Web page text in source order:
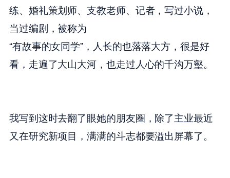
练、婚礼策划师、支教老师、记者，写过小说，
当过编剧，被称为
“有故事的女同学”，人长的也落落大方，很是好
看，走遍了大山大河，也走过人心的千沟万壑。
我写到这时去翻了眼她的朋友圈，除了主业最近
又在研究新项目，满满的斗志都要溢出屏幕了。